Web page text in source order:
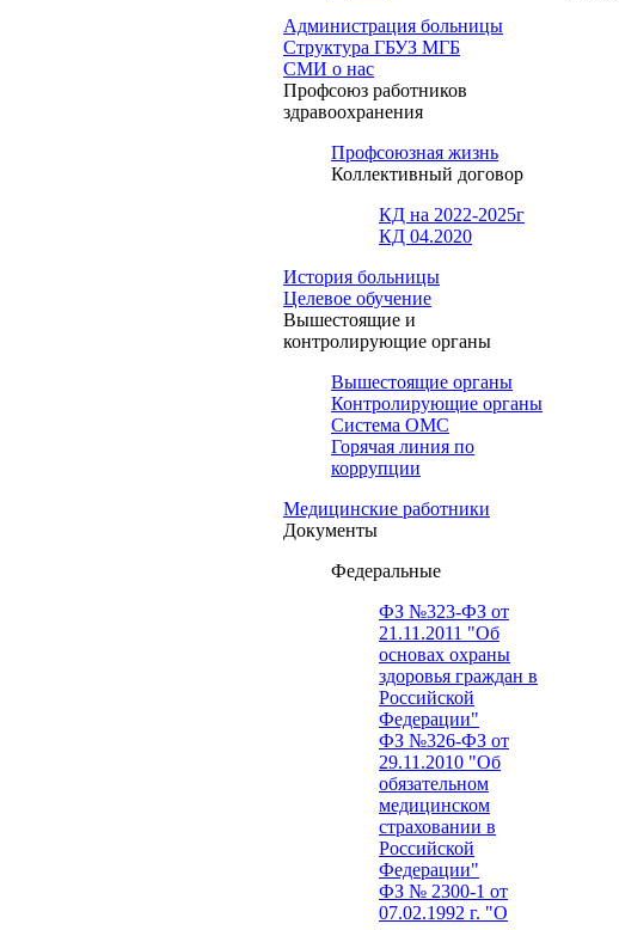
Администрация больницы
Структура ГБУЗ МГБ
СМИ о нас
Профсоюз работников
здравоохранения
Профсоюзная жизнь
Коллективный договор
КД на 2022-2025г
КД 04.2020
История больницы
Целевое обучение
Вышестоящие и
контролирующие органы
Вышестоящие органы
Контролирующие органы
Система ОМС
Горячая линия по
коррупции
Медицинские работники
Документы
Федеральные
ФЗ №323-ФЗ от
21.11.2011 "Об
основах охраны
здоровья граждан в
Российской
Федерации"
ФЗ №326-ФЗ от
29.11.2010 "Об
обязательном
медицинском
страховании в
Российской
Федерации"
ФЗ № 2300-1 от
07.02.1992 г. "О